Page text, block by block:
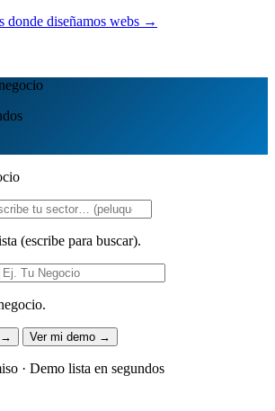
donde diseñamos webs →
(escribe para buscar).
→ Ver mi demo →
· Demo lista en segundos